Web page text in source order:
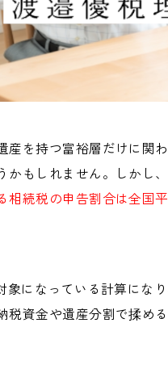
産を持つ富裕層だけに
かもしれません。しかし
相続税の申告割合は全国
象になっている計算にな
税資金や遺産分割で揉め